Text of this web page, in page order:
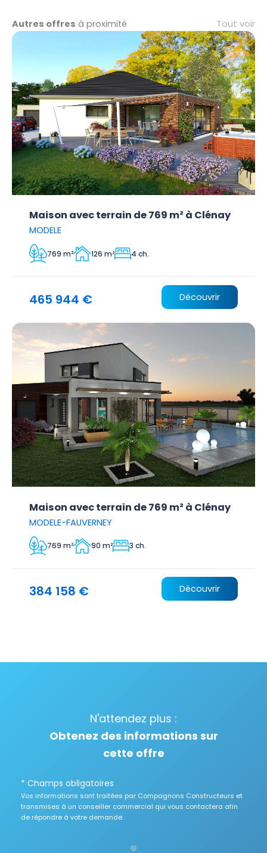
Autres offres à proximité Tout voir
Maison avec terrain de 769 m² à Clénay
MODELE
769 m² 126 m² 4 ch.
465 944 € Découvrir
Maison avec terrain de 769 m² à Clénay
MODELE-FAUVERNEY
769 m² 90 m² 3 ch.
384 158 € Découvrir
N'attendez plus :
Obtenez des informations sur
cette offre
* Champs obligatoires
Vos informations sont traitées par Compagnons Constructeurs et
transmises à un conseiller commercial qui vous contactera afin
de répondre à votre demande.